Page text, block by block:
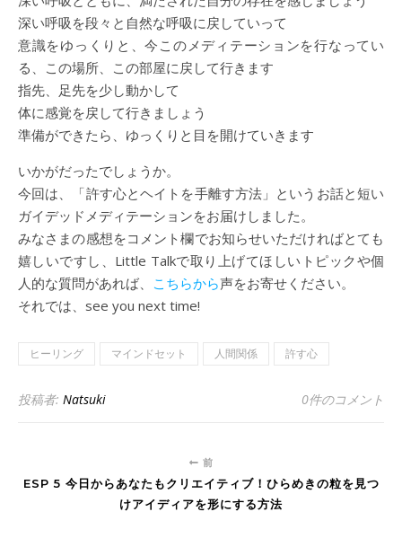
深い呼吸を段々と自然な呼吸に戻していって
意識をゆっくりと、今このメディテーションを行なってい
る、この場所、この部屋に戻して行きます
指先、足先を少し動かして
体に感覚を戻して行きましょう
準備ができたら、ゆっくりと目を開けていきます
いかがだったでしょうか。
今回は、「許す心とヘイトを手離す方法」というお話と短い
ガイデッドメディテーションをお届けしました。
みなさまの感想をコメント欄でお知らせいただければとても
嬉しいですし、Little Talkで取り上げてほしいトピックや個
人的な質問があれば、 こちらから声をお寄せください。
それでは、see you next time!
ヒーリング マインドセット 人間関係 許す心
投稿者: Natsuki 0件のコメント
前
ESP 5 今日からあなたもクリエイティブ！ひらめきの粒を見つ
けアイディアを形にする方法